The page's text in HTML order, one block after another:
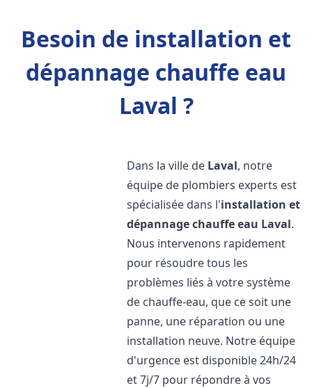
Besoin de installation et
dépannage chauffe eau
Laval ?
Dans la ville de Laval, notre
équipe de plombiers experts est
spécialisée dans l'installation et
dépannage chauffe eau Laval.
Nous intervenons rapidement
pour résoudre tous les
problèmes liés à votre système
de chauffe-eau, que ce soit une
panne, une réparation ou une
installation neuve. Notre équipe
d'urgence est disponible 24h/24
et 7j/7 pour répondre à vos